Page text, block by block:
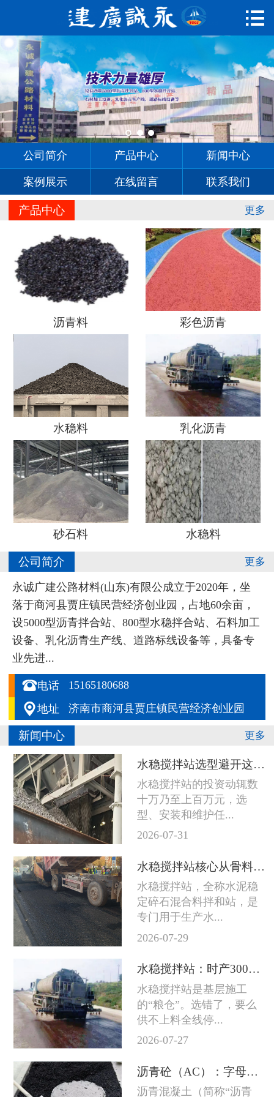
 首页
公司简介
产品中心
新闻中心
案例展示
在线留言

公司简介 产品中心 新闻中心
案例展示 在线留言 联系我们
更多
产品中心
沥青料 彩色沥青
水稳料 乳化沥青
砂石料 水稳料
更多
公司简介
永诚广建公路材料(山东)有限公成立于2020年，坐
落于商河县贾庄镇民营经济创业园，占地60余亩，
设5000型沥青拌合站、800型水稳拌合站、石料加工
设备、乳化沥青生产线、道路标线设备等，具备专
业先进...
电话 15165180688
地址 济南市商河县贾庄镇民营经济创业园
更多
新闻中心
水稳搅拌站选型避开这五个坑，设备多用五年
水稳搅拌站的投资动辄数
十万乃至上百万元，选
型、安装和维护任...
2026-07-31
水稳搅拌站核心从骨料到成品料的完整技术链条
水稳搅拌站，全称水泥稳
定碎石混合料拌和站，是
专门用于生产水...
2026-07-29
水稳搅拌站：时产300吨和800吨差的不只是产量
水稳搅拌站是基层施工
的“粮仓”。选错了，要么
供不上料全线停...
2026-07-27
沥青砼（AC）：字母后面的数字越大石头越粗
沥青混凝土（简称“沥青